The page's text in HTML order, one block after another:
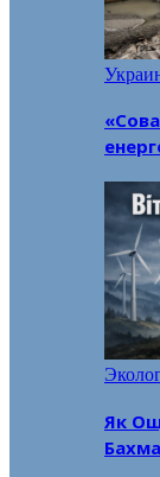
Як